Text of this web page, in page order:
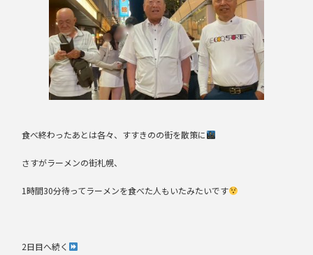
食べ終わったあとは各々、すすきのの街を散策に
さすがラーメンの街札幌、
1時間30分待ってラーメンを食べた人もいたみたいです
2日目へ続く